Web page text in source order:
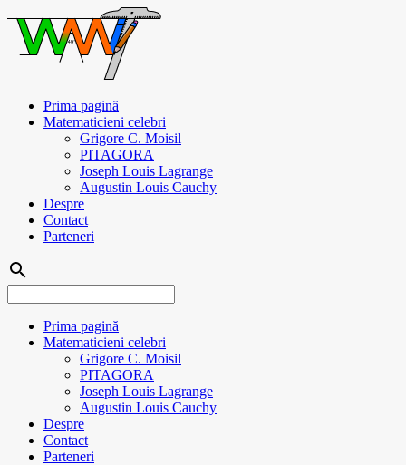
Prima pagină
Matematicieni celebri
Grigore C. Moisil
PITAGORA
Joseph Louis Lagrange
Augustin Louis Cauchy
Despre
Contact
Parteneri
search
Prima pagină
Matematicieni celebri
Grigore C. Moisil
PITAGORA
Joseph Louis Lagrange
Augustin Louis Cauchy
Despre
Contact
Parteneri